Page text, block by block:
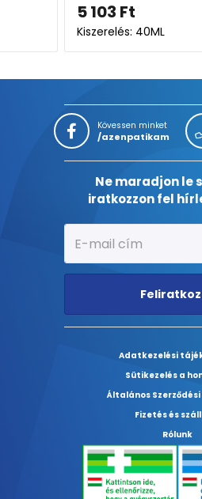
7 684
Kiszerelés:
Kövessen minket
/azenpatikam
Ne maradjon le
iratkozzon fel
Adatkezelési
Sütikezelés a
Általános
Fizetés és
Rólunk